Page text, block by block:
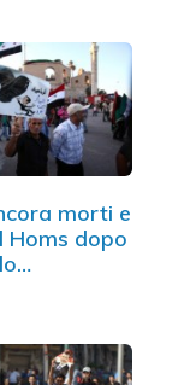
morti e
Homs dopo